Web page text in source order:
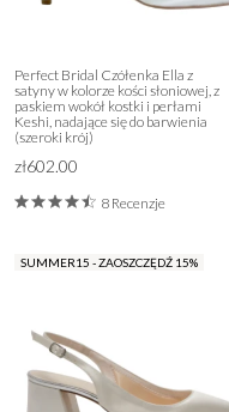
Perfect Bridal Czółenka Ella z
satyny w kolorze kości słoniowej, z
paskiem wokół kostki i perłami
Keshi, nadające się do barwienia
(szeroki krój)
zł602.00
8 Recenzje
SUMMER15 - ZAOSZCZĘDŹ 15%